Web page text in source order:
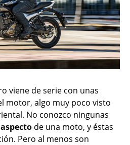
viene de serie con unas
motor, algo muy poco visto
No conozco ningunas
aspecto de una moto, y éstas
Pero al menos son